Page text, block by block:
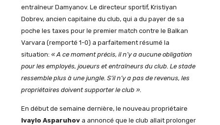
entraîneur Damyanov. Le directeur sportif, Kristiyan
Dobrev, ancien capitaine du club, qui a du payer de sa
poche les taxes pour le premier match contre le Balkan
Varvara (remporté 1-0) a parfaitement résumé la
situation: « A ce moment précis, il n’y a aucune obligation
pour les employés, joueurs et entraîneurs du club. Le stade
ressemble plus à une jungle. S’il n’y a pas de revenus, les
propriétaires doivent supporter le club ».
En début de semaine dernière, le nouveau propriétaire
Ivaylo Asparuhova annoncé que le club allait prolonger